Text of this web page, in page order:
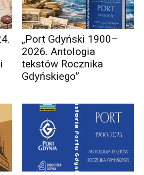
„Port Gdyński 1900–
2026. Antologia
tekstów Rocznika
Gdyńskiego”